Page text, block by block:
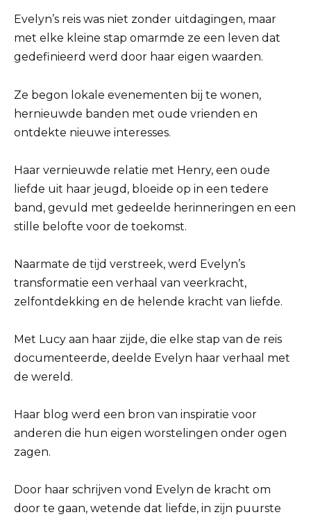
Evelyn’s reis was niet zonder uitdagingen, maar
met elke kleine stap omarmde ze een leven dat
gedefinieerd werd door haar eigen waarden.
Ze begon lokale evenementen bij te wonen,
hernieuwde banden met oude vrienden en
ontdekte nieuwe interesses.
Haar vernieuwde relatie met Henry, een oude
liefde uit haar jeugd, bloeide op in een tedere
band, gevuld met gedeelde herinneringen en een
stille belofte voor de toekomst.
Naarmate de tijd verstreek, werd Evelyn’s
transformatie een verhaal van veerkracht,
zelfontdekking en de helende kracht van liefde.
Met Lucy aan haar zijde, die elke stap van de reis
documenteerde, deelde Evelyn haar verhaal met
de wereld.
Haar blog werd een bron van inspiratie voor
anderen die hun eigen worstelingen onder ogen
zagen.
Door haar schrijven vond Evelyn de kracht om
door te gaan, wetende dat liefde, in zijn puurste